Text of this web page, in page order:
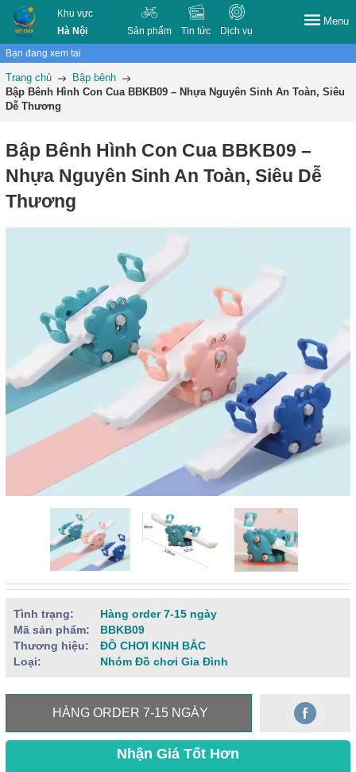
Khu vực
Hà Nội
Sản phẩm Tin tức Dịch vụ
Menu
Bạn đang xem tại
Trang chủ
Bập bênh
Bập Bênh Hình Con Cua BBKB09 – Nhựa Nguyên Sinh An Toàn, Siêu
Dễ Thương
Bập Bênh Hình Con Cua BBKB09 –
Nhựa Nguyên Sinh An Toàn, Siêu Dễ
Thương
Tình trạng:
Hàng order 7-15 ngày
Mã sản phẩm:
BBKB09
Thương hiệu:
ĐỒ CHƠI KINH BẮC
Loại:
Nhóm Đồ chơi Gia Đình
HÀNG ORDER 7-15 NGÀY
Nhận Giá Tốt Hơn